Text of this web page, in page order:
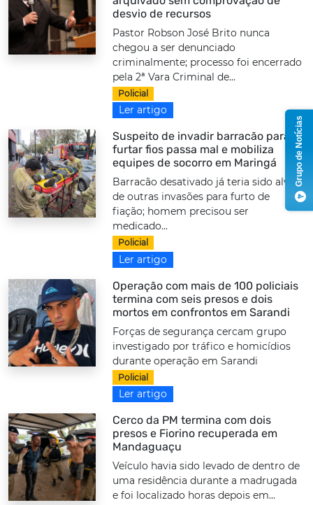
desvio de recursos
Pastor Robson José Brito nunca
chegou a ser denunciado
criminalmente; processo foi encerrado
pela 2ª Vara Criminal de...
Policial
Ler artigo
Suspeito de invadir barracão para
furtar fios passa mal e mobiliza
equipes de socorro em Maringá
Barracão desativado já teria sido alvo
de outras invasões para furto de
fiação; homem precisou ser
medicado...
Policial
Ler artigo
Operação com mais de 100 policiais
termina com seis presos e dois
mortos em confrontos em Sarandi
Forças de segurança cercam grupo
investigado por tráfico e homicídios
durante operação em Sarandi
Policial
Ler artigo
Cerco da PM termina com dois
presos e Fiorino recuperada em
Mandaguaçu
Veículo havia sido levado de dentro de
uma residência durante a madrugada
e foi localizado horas depois em...
Grupo de Notícias